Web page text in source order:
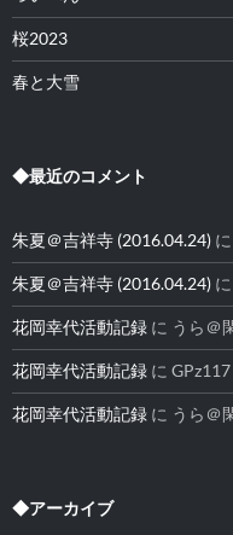
桜2023
春と大雪
◆最近のコメント
朱夏＠吉祥寺 (2016.04.24) に
朱夏＠吉祥寺 (2016.04.24) に
花岡幸代活動記録 に うら＠
花岡幸代活動記録 に GPz117
花岡幸代活動記録 に うら＠
◆アーカイブ